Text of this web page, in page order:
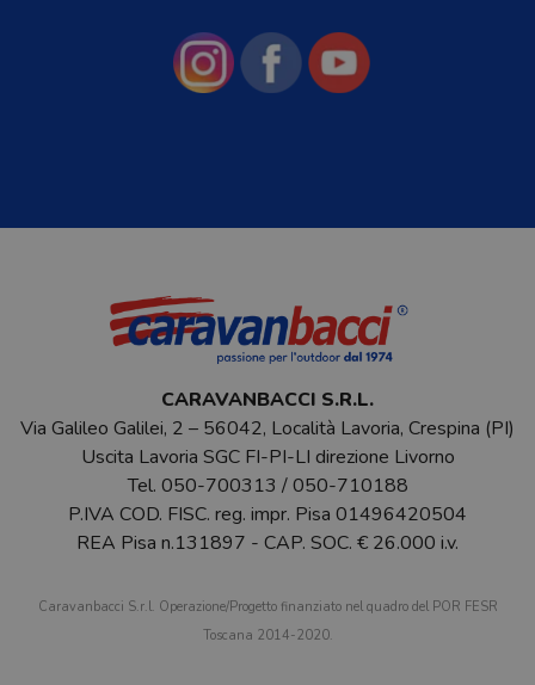
CARAVANBACCI S.R.L.
Via Galileo Galilei, 2 – 56042, Località Lavoria, Crespina (PI)
Uscita Lavoria SGC FI-PI-LI direzione Livorno
Tel. 050-700313 /050-710188
P.IVA COD. FISC. reg. impr. Pisa 01496420504
REA Pisa n.131897 - CAP. SOC. € 26.000 i.v.
Caravanbacci S.r.l. Operazione/Progetto finanziato nel quadro del POR FESR
Toscana 2014-2020.